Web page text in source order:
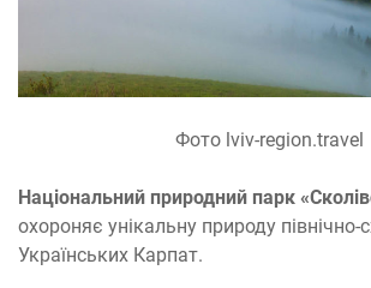
Фото lviv-region.travel
Національний природний парк
охороняє унікальну природу північно-
Українських Карпат.